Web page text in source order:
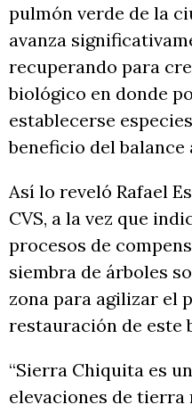
pulmón verde de la
avanza
recuperando para
biológico en donde
establecerse
beneficio del balance
Así lo reveló Rafael
CVS, a la vez que
procesos de
siembra de árboles
zona para agilizar el
restauración de este
“Sierra Chiquita es
elevaciones de tierra